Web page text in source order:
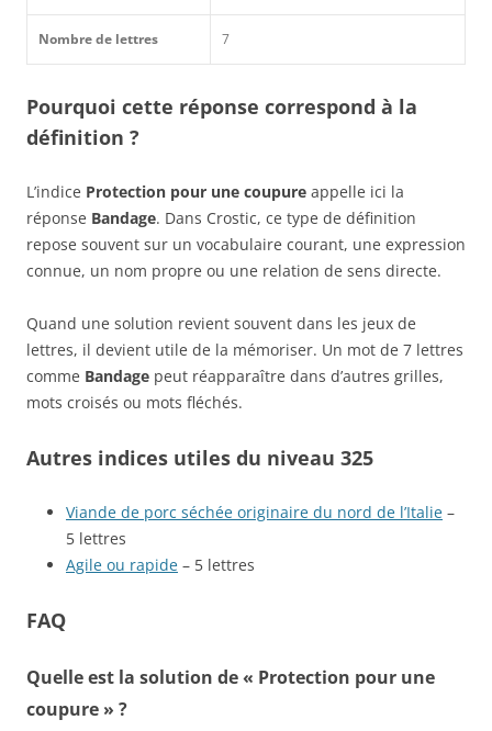
Nombre de lettres 7
Pourquoi cette réponse correspond à la
définition ?
L’indice Protection pour une coupure appelle ici la
réponse Bandage. Dans Crostic, ce type de définition
repose souvent sur un vocabulaire courant, une expression
connue, un nom propre ou une relation de sens directe.
Quand une solution revient souvent dans les jeux de
lettres, il devient utile de la mémoriser. Un mot de 7 lettres
comme Bandage peut réapparaître dans d’autres grilles,
mots croisés ou mots fléchés.
Autres indices utiles du niveau 325
Viande de porc séchée originaire du nord de l’Italie –
5 lettres
Agile ou rapide – 5 lettres
FAQ
Quelle est la solution de « Protection pour une
coupure » ?